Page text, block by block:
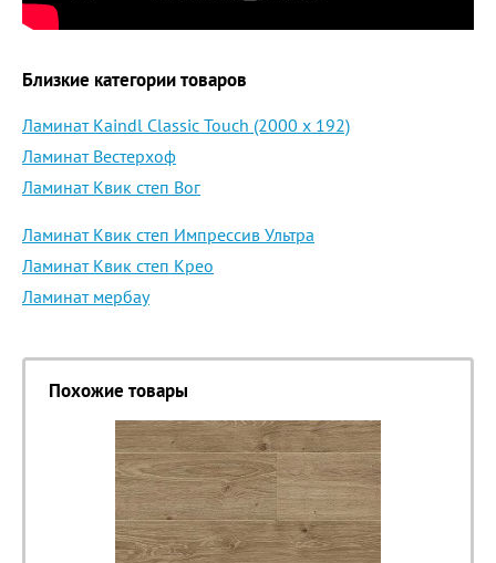
Близкие категории товаров
Ламинат Kaindl Classic Touch (2000 х 192)
Ламинат Вестерхоф
Ламинат Квик степ Вог
Ламинат Квик степ Импрессив Ультра
Ламинат Квик степ Крео
Ламинат мербау
Похожие товары